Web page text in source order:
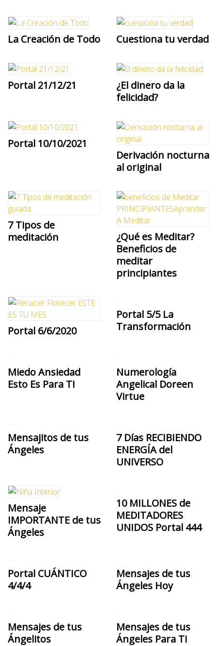
La Creación de Todo Cuestiona tu verdad
Portal 21/12/21
¿El dinero da la
felicidad?
Portal 10/10/2021
Derivación nocturna
al original
7 Tipos de
meditación
¿Qué es Meditar?
Beneficios de
meditar
principiantes
Portal 6/6/2020
Portal 5/5 La
Transformación
Miedo Ansiedad
Esto Es Para TI
Numerología
Angelical Doreen
Virtue
Mensajitos de tus
Ángeles
7 Días RECIBIENDO
ENERGÍA del
UNIVERSO
Mensaje
IMPORTANTE de tus
Ángeles
10 MILLONES de
MEDITADORES
UNIDOS Portal 444
Portal CUÁNTICO
4/4/4
Mensajes de tus
Ángeles Hoy
Mensajes de tus
Ángelitos
Mensajes de tus
Ángeles Para Ti